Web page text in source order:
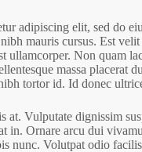
adipiscing elit, sed do
mauris cursus. Est
Non quam
massa placerat
tortor id. Id donec
at. Vulputate dignissim
in. Ornare arcu dui
nunc. Volutpat odio